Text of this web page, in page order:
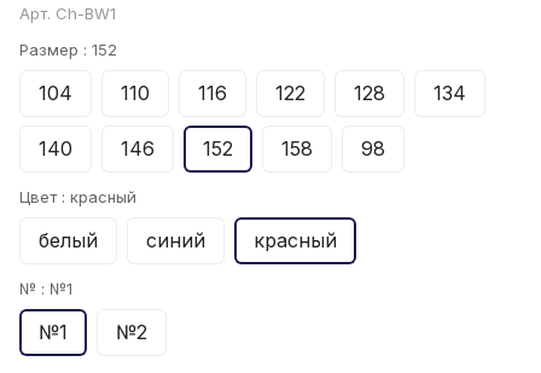
Арт. Ch-BW1
Размер : 152
104 110 116 122 128 134
140 146 152 158 98
Цвет : красный
белый синий красный
№ : №1
№1 №2